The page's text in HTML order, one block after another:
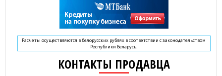
Расчеты осуществляются в белорусских рублях в соответствии с законодательством
Республики Беларусь.
КОНТАКТЫ ПРОДАВЦА